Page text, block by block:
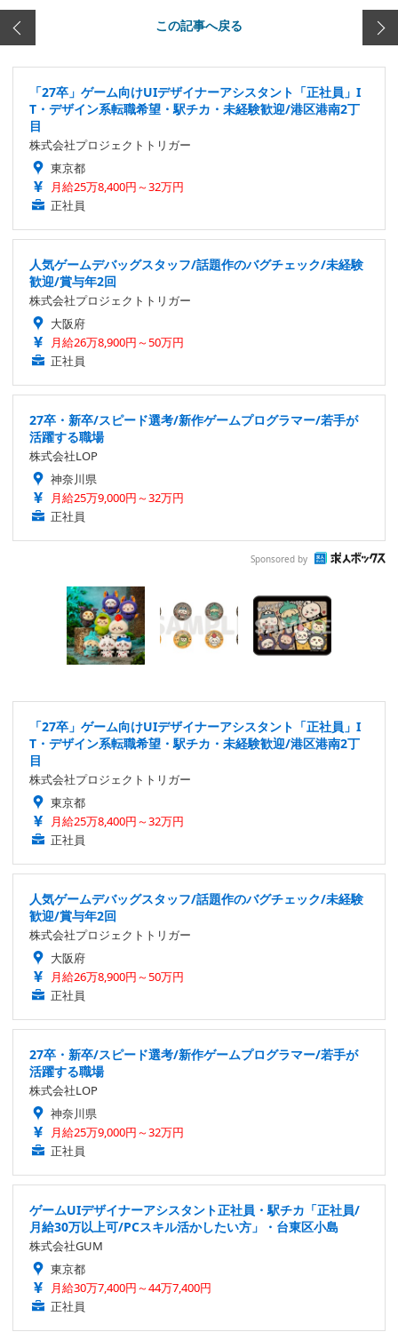
この記事へ戻る
「27卒」ゲーム向けUIデザイナーアシスタント「正社員」I
T・デザイン系転職希望・駅チカ・未経験歓迎/港区港南2丁
目
株式会社プロジェクトトリガー
東京都
月給25万8,400円～32万円
正社員
人気ゲームデバッグスタッフ/話題作のバグチェック/未経験
歓迎/賞与年2回
株式会社プロジェクトトリガー
大阪府
月給26万8,900円～50万円
正社員
27卒・新卒/スピード選考/新作ゲームプログラマー/若手が
活躍する職場
株式会社LOP
神奈川県
月給25万9,000円～32万円
正社員
Sponsored by
「27卒」ゲーム向けUIデザイナーアシスタント「正社員」I
T・デザイン系転職希望・駅チカ・未経験歓迎/港区港南2丁
目
株式会社プロジェクトトリガー
東京都
月給25万8,400円～32万円
正社員
人気ゲームデバッグスタッフ/話題作のバグチェック/未経験
歓迎/賞与年2回
株式会社プロジェクトトリガー
大阪府
月給26万8,900円～50万円
正社員
27卒・新卒/スピード選考/新作ゲームプログラマー/若手が
活躍する職場
株式会社LOP
神奈川県
月給25万9,000円～32万円
正社員
ゲームUIデザイナーアシスタント正社員・駅チカ「正社員/
月給30万以上可/PCスキル活かしたい方」・台東区小島
株式会社GUM
東京都
月給30万7,400円～44万7,400円
正社員